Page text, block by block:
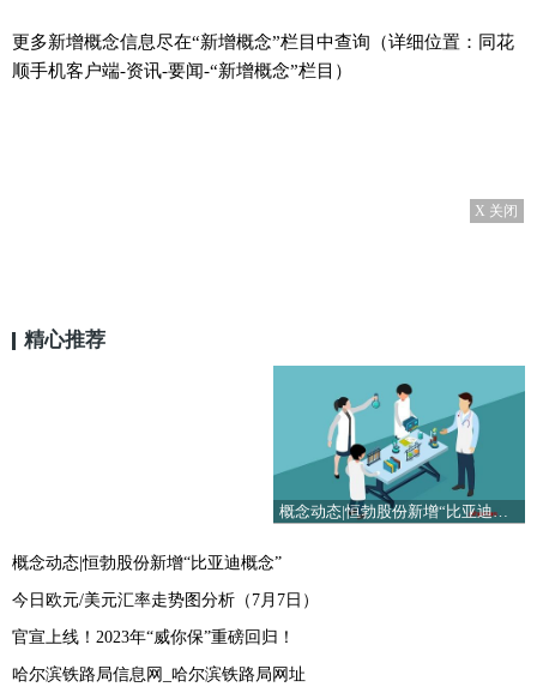
更多新增概念信息尽在“新增概念”栏目中查询（详细位置：同花
顺手机客户端-资讯-要闻-“新增概念”栏目）
X 关闭
精心推荐
概念动态|恒勃股份新增“比亚迪概念”
概念动态|恒勃股份新增“比亚迪概念”
今日欧元/美元汇率走势图分析（7月7日）
官宣上线！2023年“威你保”重磅回归！
哈尔滨铁路局信息网_哈尔滨铁路局网址